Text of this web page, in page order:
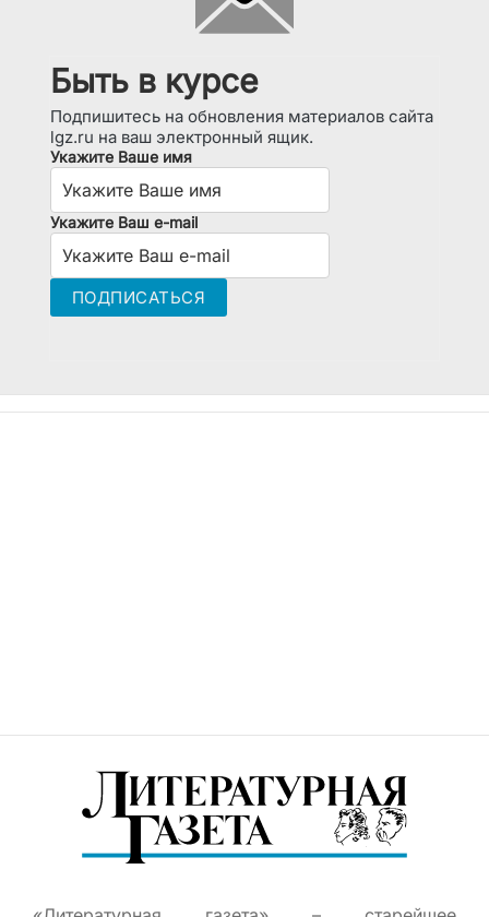
Быть в курсе
Подпишитесь на обновления материалов сайта
lgz.ru на ваш электронный ящик.
Укажите Ваше имя
Укажите Ваш e-mail